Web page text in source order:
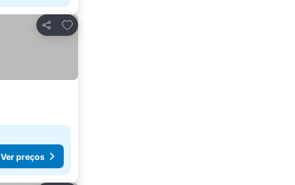
Partilhar
Adicionar aos favoritos
Ver preços